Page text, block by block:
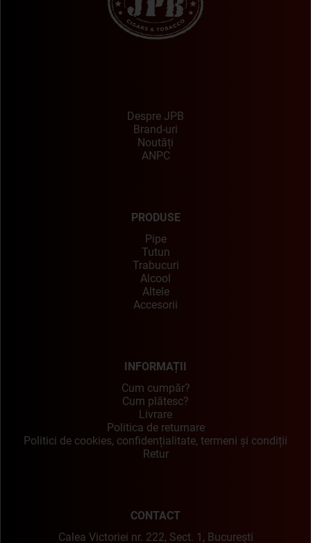
Despre JPB
Brand-uri
Noutăți
ANPC
PRODUSE
Pipe
Tutun
Trabucuri
Alcool
Altele
Accesorii
INFORMAȚII
Cum cumpăr?
Cum plătesc?
Livrare
Politica de returnare
Politici de cookies, confidențialitate, termeni și condiții
Retur
CONTACT
Calea Victoriei nr. 222, Sect. 1, București